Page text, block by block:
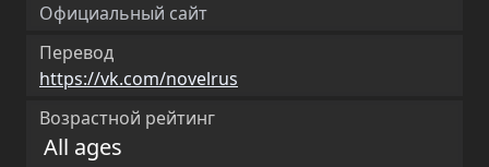
Официальный сайт
Перевод
https://vk.com/novelrus
Возрастной рейтинг
All ages